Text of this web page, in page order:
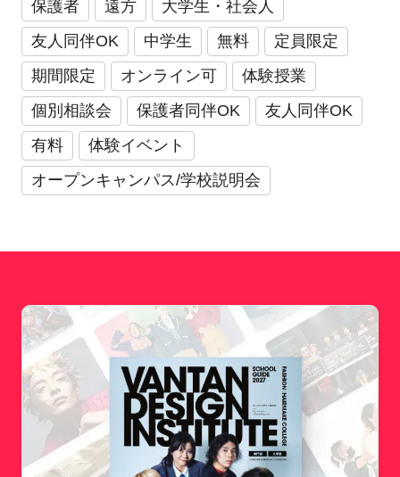
保護者
遠方
大学生・社会人
友人同伴OK
中学生 無料
定員限定
期間限定
オンライン可
体験授業
個別相談会
保護者同伴OK
友人同伴OK
有料
体験イベント
オープンキャンパス/学校説明会